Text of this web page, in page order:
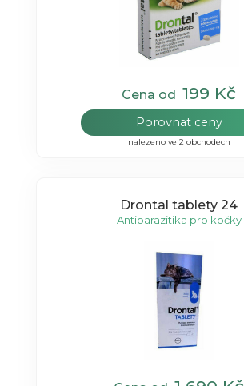
Cena od199 Kč
Porovnat ceny
nalezeno ve 2 obchodech
Drontal tablety 24
Antiparazitika pro kočky